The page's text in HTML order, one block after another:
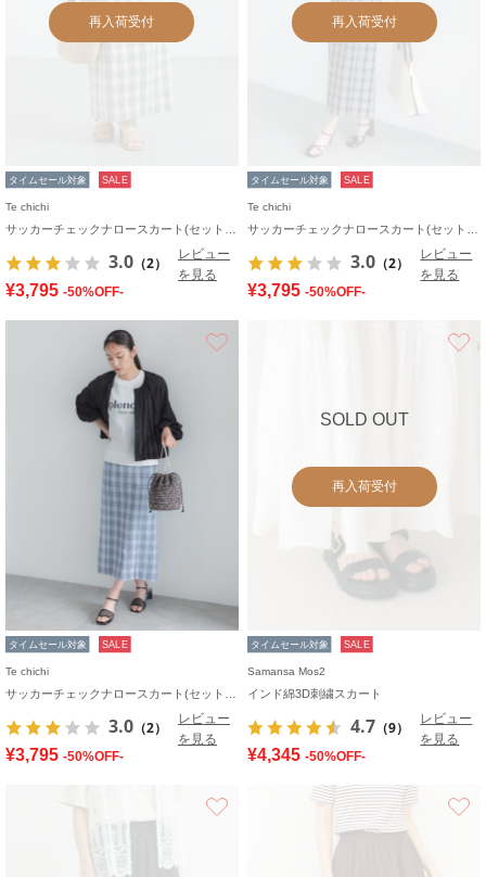
再入荷受付
タイムセール対象 SALE
Te chichi
3.0 （2）
レビュー
を見る
¥3,795 -50%OFF-
再入荷受付
タイムセール対象 SALE
Te chichi
3.0 （2）
レビュー
を見る
¥3,795 -50%OFF-
タイムセール対象 SALE
Te chichi
3.0 （2）
レビュー
を見る
¥3,795 -50%OFF-
SOLD OUT
再入荷受付
タイムセール対象 SALE
Samansa Mos2
インド綿3D刺繍スカート
4.7 （9）
レビュー
を見る
¥4,345 -50%OFF-